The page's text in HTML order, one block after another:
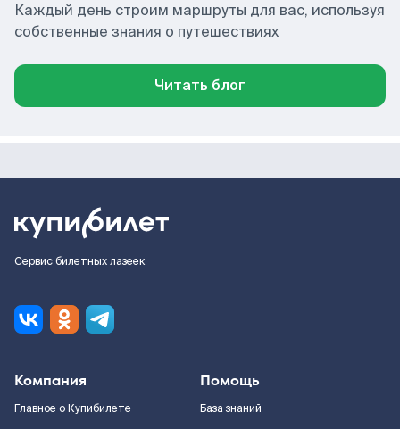
Каждый день строим маршруты для вас, используя
собственные знания о путешествиях
Читать блог
Сервис билетных лазеек
Компания
Главное о Купибилете
Помощь
База знаний